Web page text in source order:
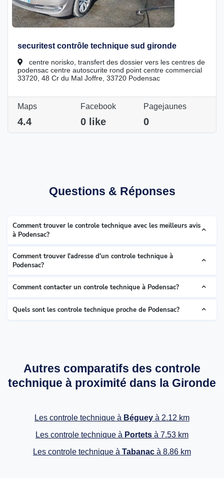
securitest contrôle technique sud gironde
centre norisko, transfert des dossier vers les centres de
podensac centre autoscurite rond point centre commercial
33720, 48 Cr du Mal Joffre, 33720 Podensac
Maps
4.4
Facebook
0 like
Pagejaunes
0
Questions & Réponses
Comment trouver le controle technique avec les meilleurs avis
à Podensac?
Comment trouver l'adresse d'un controle technique à
Podensac?
Comment contacter un controle technique à Podensac?
Quels sont les controle technique proche de Podensac?
Autres comparatifs des controle
technique à proximité dans la Gironde
Les controle technique à Béguey à 2.12 km
Les controle technique à Portets à 7.53 km
Les controle technique à Tabanac à 8.86 km